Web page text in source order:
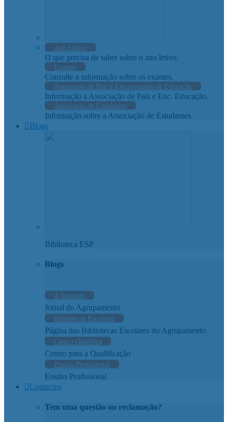
Ano Letivo
O que precisa de saber sobre o ano letivo.
Exames
Consulte a informação sobre os exames.
Associação de Pais e Encarregados de Educação
Informação a Associação de Pais e Enc. Educação.
Associação de Estudantes
Informação sobre a Associação de Estudantes.
Blogs
Biblioteca ESP
Blogs
A Semente
Jornal do Agrupamento
Bibliotecas Escolares
Página das Bibliotecas Escolares do Agrupamento
Centro Qualifica
Centro para a Qualificação
Ensino Profissional
Ensino Profissional
Contactos
Tem uma questão ou reclamação?